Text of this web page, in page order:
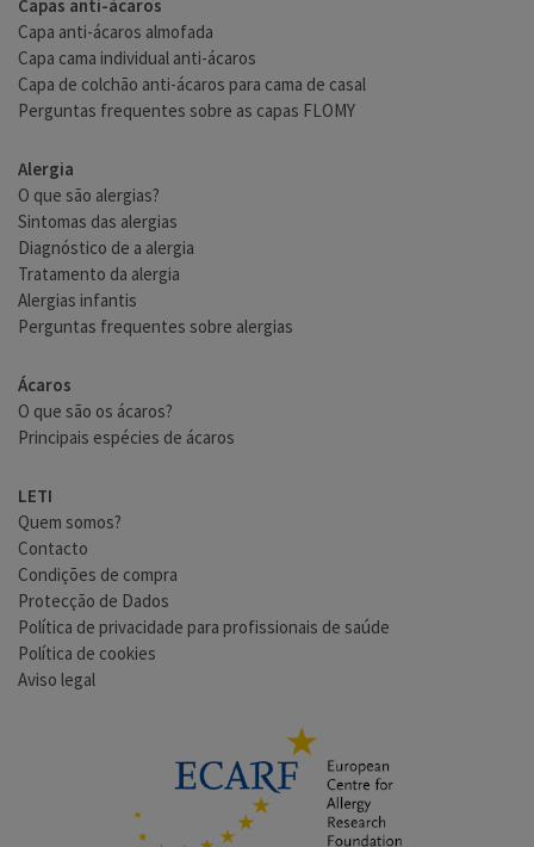
Capas anti-ácaros
Capa anti-ácaros almofada
Capa cama individual anti-ácaros
Capa de colchão anti-ácaros para cama de casal
Perguntas frequentes sobre as capas FLOMY
Alergia
O que são alergias?
Sintomas das alergias
Diagnóstico de a alergia
Tratamento da alergia
Alergias infantis
Perguntas frequentes sobre alergias
Ácaros
O que são os ácaros?
Principais espécies de ácaros
LETI
Quem somos?
Contacto
Condições de compra
Protecção de Dados
Política de privacidade para profissionais de saúde
Política de cookies
Aviso legal